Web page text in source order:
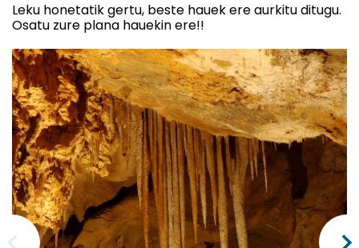
Leku honetatik gertu, beste hauek ere aurkitu ditugu.
Osatu zure plana hauekin ere!!